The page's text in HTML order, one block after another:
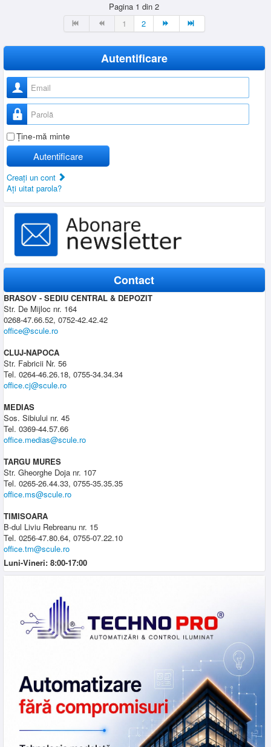
Pagina 1 din 2
1
2
Autentificare
Nume utilizator
Parolă
Ţine-mă minte
Autentificare
Creaţi un cont
Aţi uitat parola?
Contact
BRASOV - SEDIU CENTRAL & DEPOZIT
Str. De Mijloc nr. 164
0268-47.66.52, 0752-42.42.42
office@scule.ro
CLUJ-NAPOCA
Str. Fabricii Nr. 56
Tel. 0264-46.26.18, 0755-34.34.34
office.cj@scule.ro
MEDIAS
Sos. Sibiului nr. 45
Tel. 0369-44.57.66
office.medias@scule.ro
TARGU MURES
Str. Gheorghe Doja nr. 107
Tel. 0265-26.44.33, 0755-35.35.35
office.ms@scule.ro
TIMISOARA
B-dul Liviu Rebreanu nr. 15
Tel. 0256-47.80.64, 0755-07.22.10
office.tm@scule.ro
Luni-Vineri: 8:00-17:00